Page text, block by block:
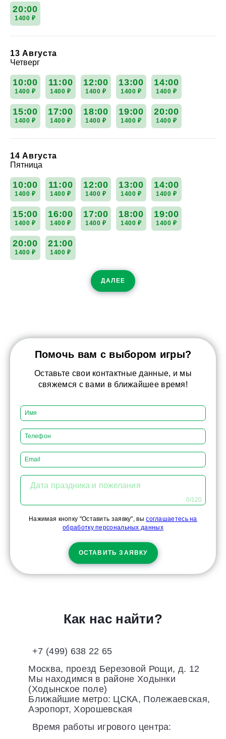
20:00
1400 ₽
13 Августа
Четверг
10:00
1400 ₽
11:00
1400 ₽
12:00
1400 ₽
13:00
1400 ₽
14:00
1400 ₽
15:00
1400 ₽
17:00
1400 ₽
18:00
1400 ₽
19:00
1400 ₽
20:00
1400 ₽
14 Августа
Пятница
10:00
1400 ₽
11:00
1400 ₽
12:00
1400 ₽
13:00
1400 ₽
14:00
1400 ₽
15:00
1400 ₽
16:00
1400 ₽
17:00
1400 ₽
18:00
1400 ₽
19:00
1400 ₽
20:00
1400 ₽
21:00
1400 ₽
ДАЛЕЕ
Помочь вам с выбором игры?
Оставьте свои контактные данные, и мы
свяжемся с вами в ближайшее время!
Дата праздника и пожелания
0/120
Нажимая кнопку "Оставить заявку", высоглашаетесь на
обработку персональных данных
ОСТАВИТЬ ЗАЯВКУ
Как нас найти?
+7 (499) 638 22 65
Москва, проезд Березовой Рощи, д. 12
Мы находимся в районе Ходынки
(Ходынское поле)
Ближайшие метро: ЦСКА, Полежаевская,
Аэропорт, Хорошевская
Время работы игрового центра: